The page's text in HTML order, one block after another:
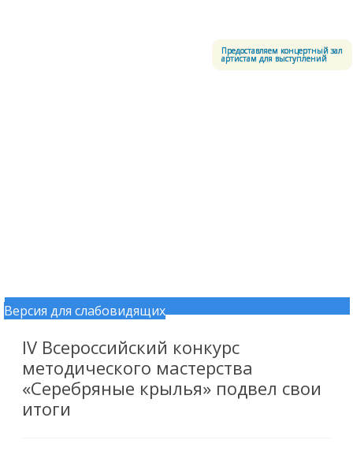
Версия для слабовидящих
Предоставляем концертный зал
артистам для выступлений
Перейти к содержимому
IV Всероссийский конкурс
методического мастерства
«Серебряные крылья» подвел свои
итоги